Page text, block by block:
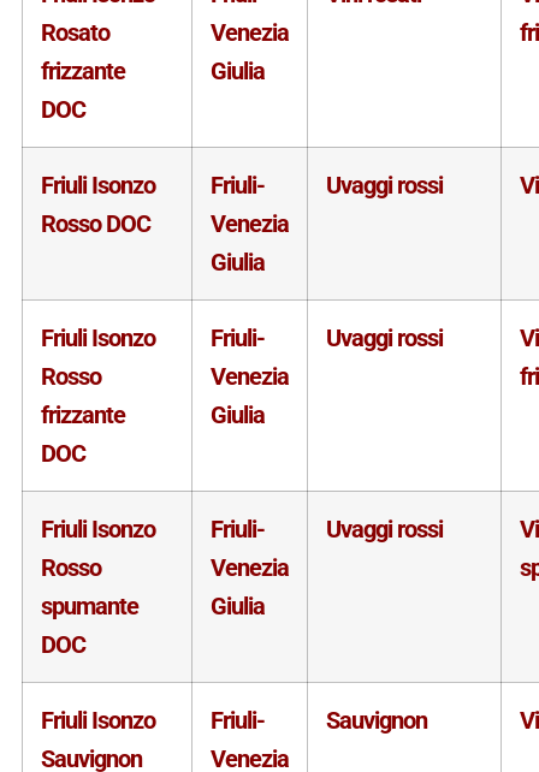
Rosato
frizzante
DOC
Venezia
Giulia
Friuli Isonzo
Rosso DOC
Friuli-
Venezia
Giulia
Uvaggi rossi
Friuli Isonzo
Rosso
frizzante
DOC
Friuli-
Venezia
Giulia
Uvaggi rossi
Friuli Isonzo
Rosso
spumante
DOC
Friuli-
Venezia
Giulia
Uvaggi rossi
Friuli Isonzo
Sauvignon
Friuli-
Venezia
Sauvignon